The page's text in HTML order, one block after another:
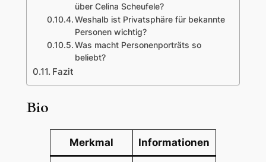
über Celina Scheufele?
Weshalb ist Privatsphäre für bekannte
Personen wichtig?
Was macht Personenporträts so
beliebt?
Fazit
Bio
Merkmal Informationen